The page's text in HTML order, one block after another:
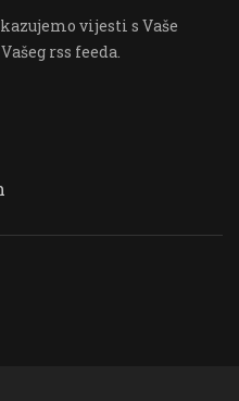
vijesti s Vaše
rss feeda.